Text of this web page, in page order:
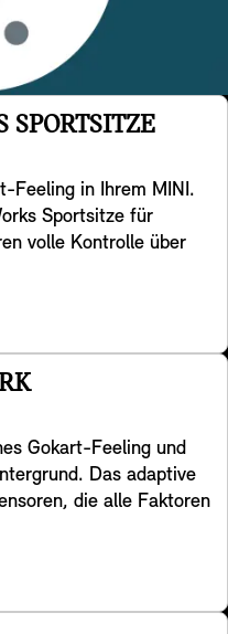
SPORTSITZE
Feeling in Ihrem MINI.
Sportsitze für
volle Kontrolle über
und bieten
Handling
ist eine praktische
Gokart-Feeling und
Das adaptive
die alle Faktoren
Dämpfung
der Beladung oder